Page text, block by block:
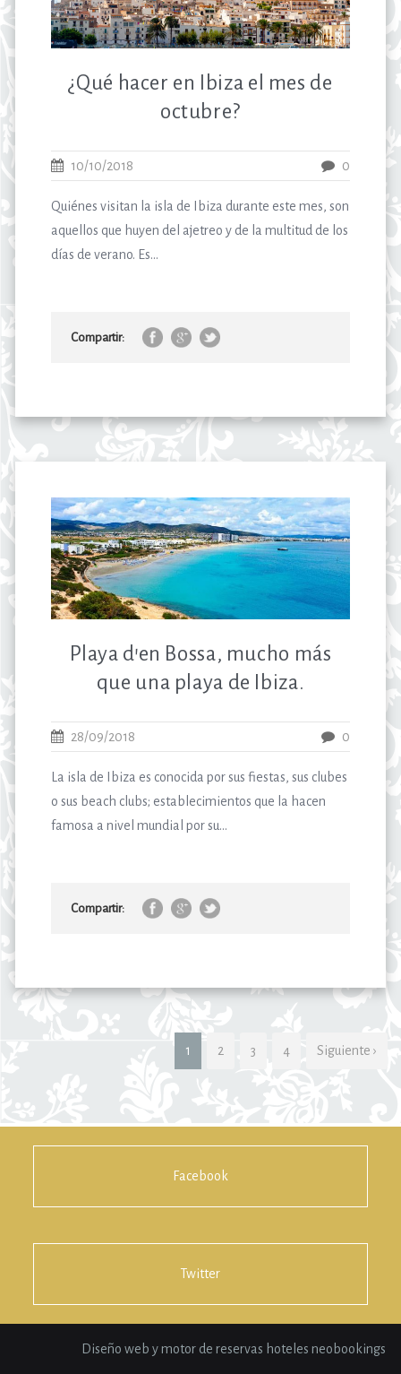
¿Qué hacer en Ibiza el mes de
octubre?
10/10/2018 0
Quiénes visitan la isla de Ibiza durante este mes, son
aquellos que huyen del ajetreo y de la multitud de los
días de verano. Es...
Compartir:
Playa d’en Bossa, mucho más
que una playa de Ibiza.
28/09/2018 0
La isla de Ibiza es conocida por sus fiestas, sus clubes
o sus beach clubs; establecimientos que la hacen
famosa a nivel mundial por su...
Compartir:
1 2 3 4 Siguiente ›
Facebook
Twitter
Diseño web y motor de reservas hoteles neobookings